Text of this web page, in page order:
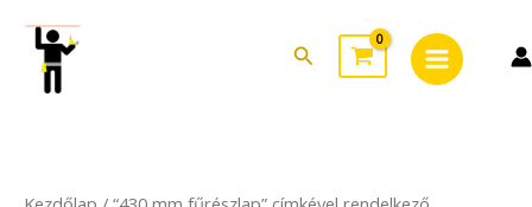
content
Search
Menu
latest